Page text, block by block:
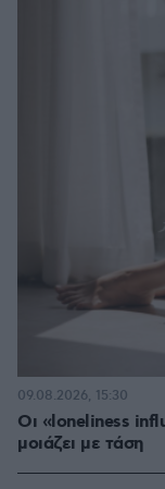
Οι «loneliness
μοιάζει με τάση
09.08.2026, 15:30